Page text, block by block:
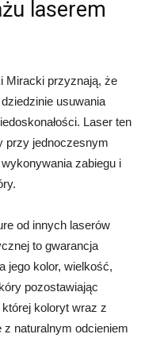
laserem
Miracki przyznają, że
usuwania
Laser ten
przy jednoczesnym
zabiegu i
od innych laserów
to gwarancja
jego kolor, wielkość,
pozostawiając
koloryt wraz z
naturalnym odcieniem